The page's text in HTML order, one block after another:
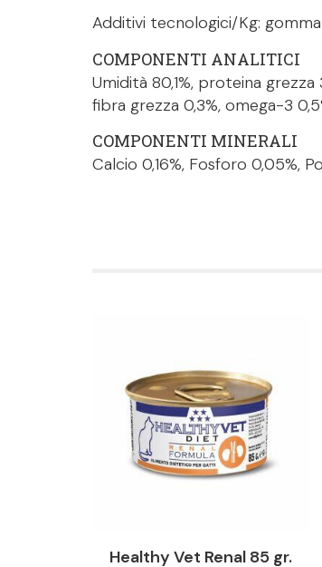
Additivi tecnologici/Kg:
COMPONENTI ANALITICI
Umidità 80,1%, proteina grezza
fibra grezza 0,3%, omega-3
COMPONENTI MINERALI
Calcio 0,16%, Fosforo 0,05%,
Healthy Vet Renal 85 gr.